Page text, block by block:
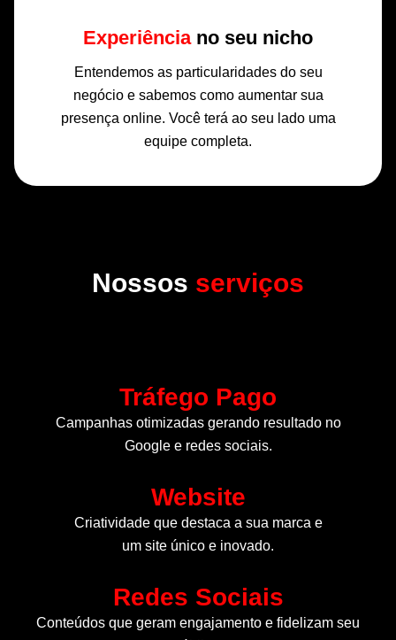
Experiênciano seu nicho
Entendemos as particularidades do seu
negócio e sabemos como aumentar sua
presença online. Você terá ao seu lado uma
equipe completa.
Nossos serviços
Tráfego Pago
Campanhas otimizadas gerando resultado no
Google e redes sociais.
Website
Criatividade que destaca a sua marca e
um site único e inovado.
Redes Sociais
Conteúdos que geram engajamento e fidelizam seu